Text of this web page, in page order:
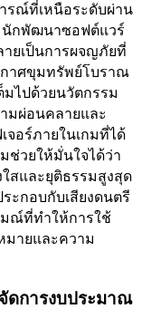
รณ์ที่เหนือระดับผ่าน
นักพัฒนาซอฟต์แวร์
ยเป็นการผจญภัยที่
กาศขุมทรัพย์โบราณ
ไปด้วยนวัตกรรม
มผ่อนคลายและ
จอร์ภายในเกมที่ได้
ช่วยให้มั่นใจได้ว่า
สและยุติธรรมสูงสุด
ะกอบกับเสียงดนตรี
มณ์ที่ทำให้การใช้
มายและความ
ดการงบประมาณ